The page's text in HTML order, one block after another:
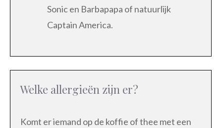
Sonic en Barbapapa of natuurlijk
Captain America.
Welke allergieën zijn er?
Komt er iemand op de koffie of thee met een